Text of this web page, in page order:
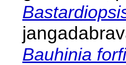
Bauhinia